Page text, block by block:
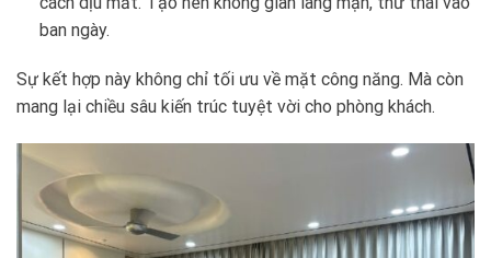
ban ngày.
Sự kết hợp này không chỉ tối ưu về mặt công năng. Mà còn
mang lại chiều sâu kiến trúc tuyệt vời cho phòng khách.